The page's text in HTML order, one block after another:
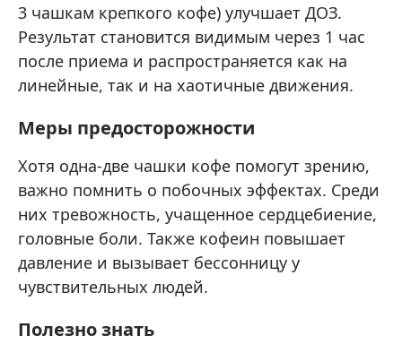
3 чашкам крепкого кофе) улучшает ДОЗ.
Результат становится видимым через 1 час
после приема и распространяется как на
линейные, так и на хаотичные движения.
Меры предосторожности
Хотя одна-две чашки кофе помогут зрению,
важно помнить о побочных эффектах. Среди
них тревожность, учащенное сердцебиение,
головные боли. Также кофеин повышает
давление и вызывает бессонницу у
чувствительных людей.
Полезно знать